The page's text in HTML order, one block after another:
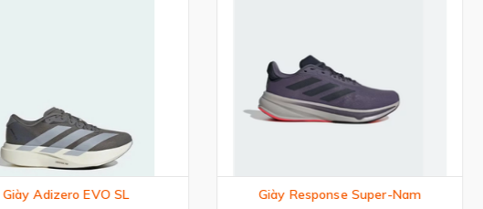
Giày Adizero EVO SL Giày Response Super-Nam